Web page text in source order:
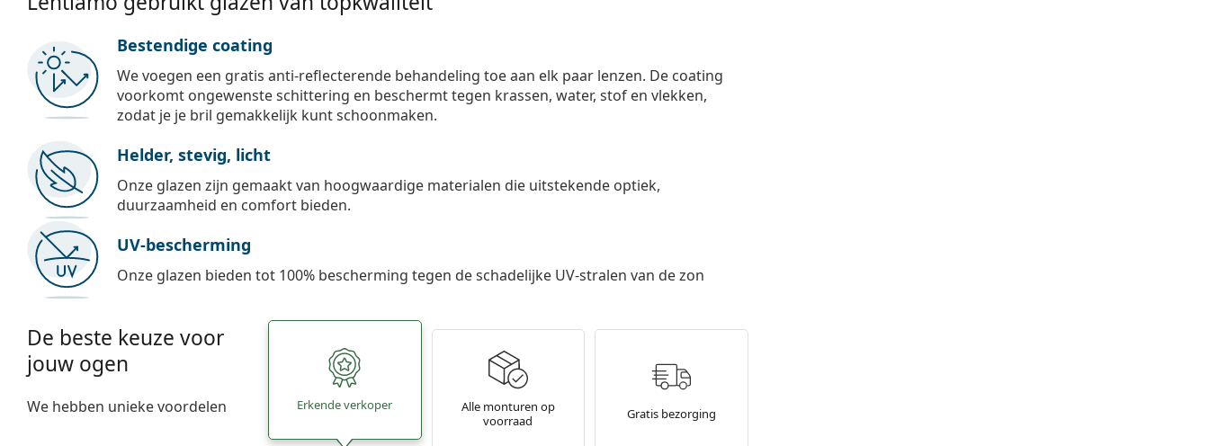
Bestendige coating
We voegen een gratis anti-reflecterende behandeling toe aan elk paar lenzen. De coating
voorkomt ongewenste schittering en beschermt tegen krassen, water, stof en vlekken,
zodat je je bril gemakkelijk kunt schoonmaken.
Helder, stevig, licht
Onze glazen zijn gemaakt van hoogwaardige materialen die uitstekende optiek,
duurzaamheid en comfort bieden.
UV-bescherming
Onze glazen bieden tot 100% bescherming tegen de schadelijke UV-stralen van de zon
De beste keuze voor
jouw ogen
We hebben unieke voordelen Erkende verkoper
Alle monturen op
voorraad
Gratis bezorging